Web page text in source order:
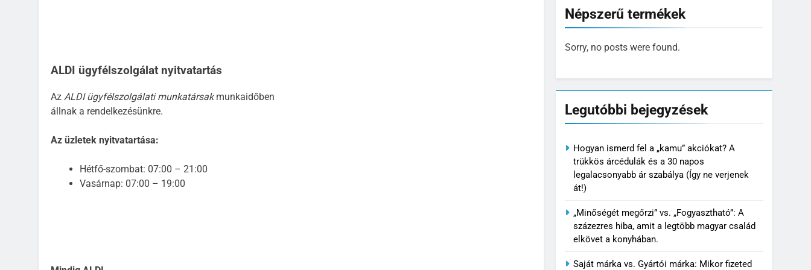
ALDI ügyfélszolgálat nyitvatartás
Az ALDI ügyfélszolgálati munkatársakmunkaidőben
állnak a rendelkezésünkre.
Az üzletek nyitvatartása:
Hétfő-szombat: 07:00 – 21:00
Vasárnap: 07:00 – 19:00
Népszerű termékek
Sorry, no posts were found.
Legutóbbi bejegyzések
Hogyan ismerd fel a „kamu” akciókat? A
trükkös árcédulák és a 30 napos
legalacsonyabb ár szabálya (Így ne verjenek
át!)
„Minőségét megőrzi” vs. „Fogyasztható”: A
százezres hiba, amit a legtöbb magyar család
elkövet a konyhában.
Saját márka vs. Gyártói márka: Mikor fizeted